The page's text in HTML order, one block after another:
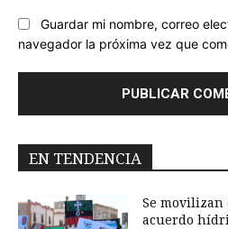
Guardar mi nombre, correo
navegador la próxima vez que
EN TENDENCIA
Se movilizan
acuerdo